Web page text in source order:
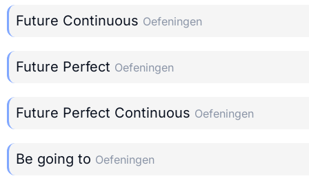
Future Continuous Oefeningen
Future Perfect Oefeningen
Future Perfect Continuous Oefeningen
Be going to Oefeningen